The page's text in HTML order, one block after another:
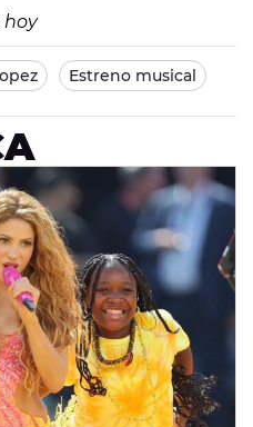
hoy
Estreno musical